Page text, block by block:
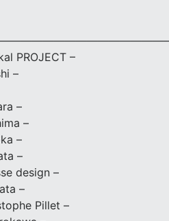
PROJECT –
–
–
–
–
–
design –
–
Pillet –